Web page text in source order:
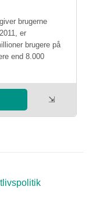
brugerne
er
brugere på
end 8.000
⇲